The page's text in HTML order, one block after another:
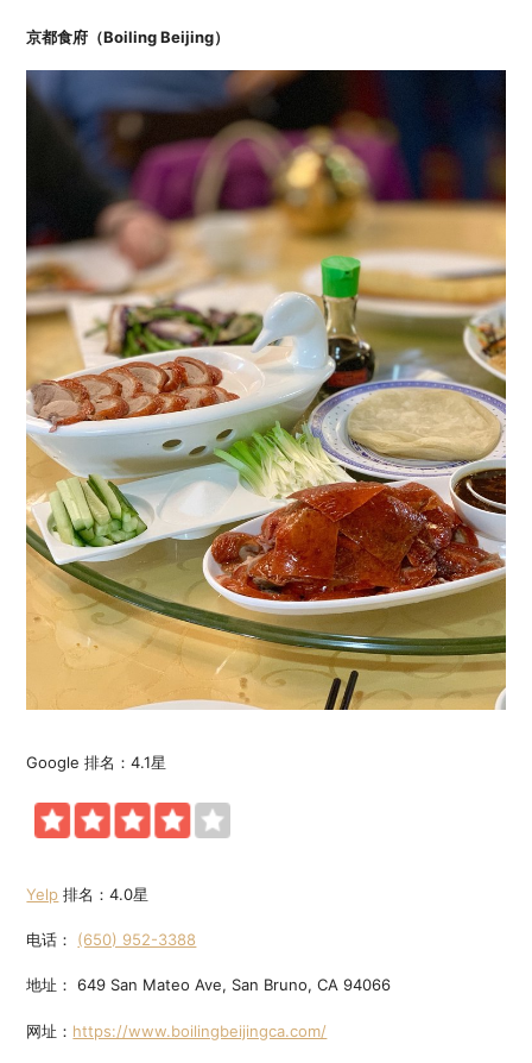
京都食府（Boiling Beijing）
Google 排名：4.1星
Yelp 排名：4.0星
电话： (650) 952-3388
地址： 649 San Mateo Ave, San Bruno, CA 94066
网址： https://www.boilingbeijingca.com/